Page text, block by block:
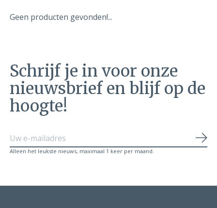
Geen producten gevonden!...
Schrijf je in voor onze
nieuwsbrief en blijf op de
hoogte!
Alleen het leukste nieuws, maximaal 1 keer per maand.